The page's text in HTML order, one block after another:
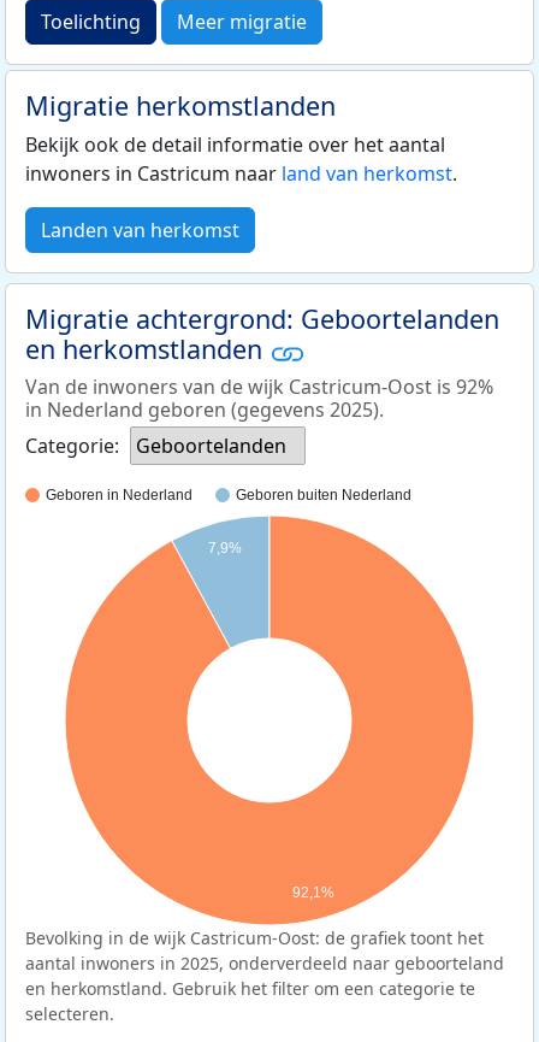
Toelichting Meer migratie
Migratie herkomstlanden
Bekijk ook de detail informatie over het aantal
inwoners in Castricum naar land van herkomst.
Landen van herkomst
Migratie achtergrond: Geboortelanden
en herkomstlanden
Van de inwoners van de wijk Castricum-Oost is 92%
in Nederland geboren (gegevens 2025).
Categorie:
Geboortelanden
Geboren in Nederland Geboren buiten Nederland
7,9%
92,1%
Bevolking in de wijk Castricum-Oost: de grafiek toont het
aantal inwoners in 2025, onderverdeeld naar geboorteland
en herkomstland. Gebruik het filter om een categorie te
selecteren.